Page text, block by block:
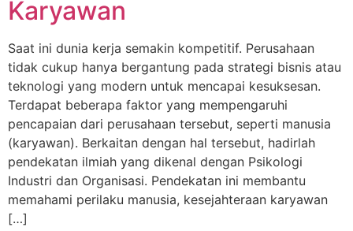
Karyawan
Saat ini dunia kerja semakin kompetitif. Perusahaan
tidak cukup hanya bergantung pada strategi bisnis atau
teknologi yang modern untuk mencapai kesuksesan.
Terdapat beberapa faktor yang mempengaruhi
pencapaian dari perusahaan tersebut, seperti manusia
(karyawan). Berkaitan dengan hal tersebut, hadirlah
pendekatan ilmiah yang dikenal dengan Psikologi
Industri dan Organisasi. Pendekatan ini membantu
memahami perilaku manusia, kesejahteraan karyawan
[…]